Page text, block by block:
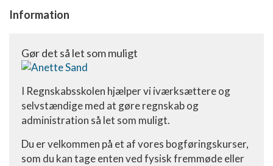
Information
Gør det så let som muligt
I Regnskabsskolen hjælper vi iværksættere og
selvstændige med at gøre regnskab og
administration så let som muligt.
Du er velkommen på et af vores bogføringskurser,
som du kan tage enten ved fysisk fremmøde eller